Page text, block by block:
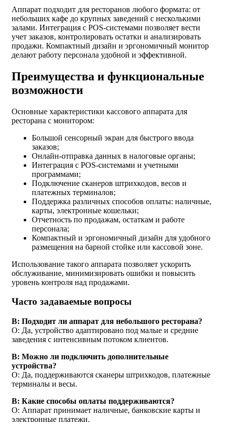
Аппарат подходит для ресторанов любого формата: от
небольших кафе до крупных заведений с несколькими
залами. Интеграция с POS-системами позволяет вести
учет заказов, контролировать остатки и анализировать
продажи. Компактный дизайн и эргономичный монитор
делают работу персонала удобной и эффективной.
Преимущества и функциональные
возможности
Основные характеристики кассового аппарата для
ресторана с монитором:
Большой сенсорный экран для быстрого ввода
заказов;
Онлайн-отправка данных в налоговые органы;
Интеграция с POS-системами и учетными
программами;
Подключение сканеров штрихкодов, весов и
платежных терминалов;
Поддержка различных способов оплаты: наличные,
карты, электронные кошельки;
Отчетность по продажам, остаткам и работе
персонала;
Компактный и эргономичный дизайн для удобного
размещения на барной стойке или кассовой зоне.
Использование такого аппарата позволяет ускорить
обслуживание, минимизировать ошибки и повысить
уровень контроля над продажами.
Часто задаваемые вопросы
В: Подходит ли аппарат для небольшого ресторана?
О: Да, устройство адаптировано под малые и средние
заведения с интенсивным потоком клиентов.
В: Можно ли подключить дополнительные
устройства?
О: Да, поддерживаются сканеры штрихкодов, платежные
терминалы и весы.
В: Какие способы оплаты поддерживаются?
О: Аппарат принимает наличные, банковские карты и
электронные платежи.